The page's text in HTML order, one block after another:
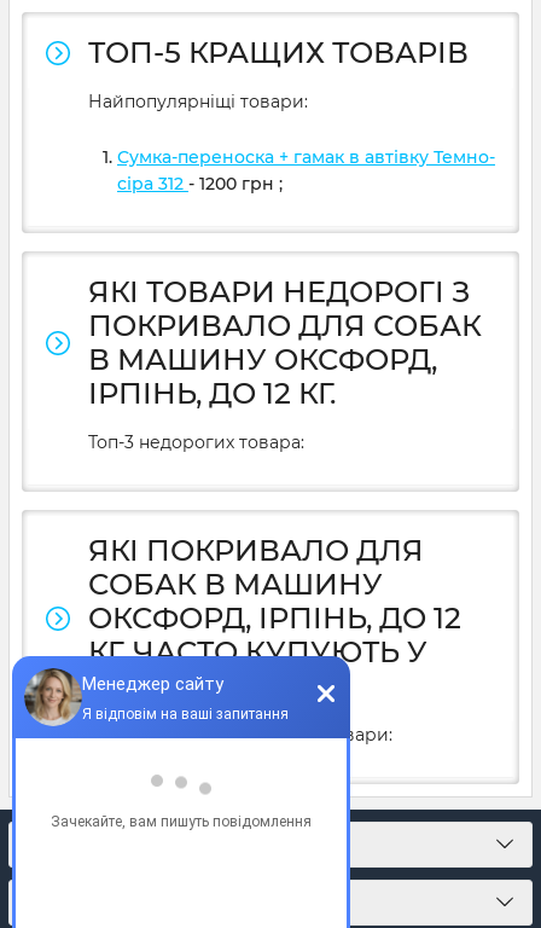
ТОП-5 КРАЩИХ ТОВАРІВ
Найпопулярніщі товари:
Сумка-переноска + гамак в автівку Темно-
сіра 312 - 1200 грн ;
ЯКІ ТОВАРИ НЕДОРОГІ З
ПОКРИВАЛО ДЛЯ СОБАК
В МАШИНУ ОКСФОРД,
ІРПІНЬ, ДО 12 КГ.
Топ-3 недорогих товара:
ЯКІ ПОКРИВАЛО ДЛЯ
СОБАК В МАШИНУ
ОКСФОРД, ІРПІНЬ, ДО 12
КГ. ЧАСТО КУПУЮТЬ У
2025Р.
У 2025 році часто купують товари: